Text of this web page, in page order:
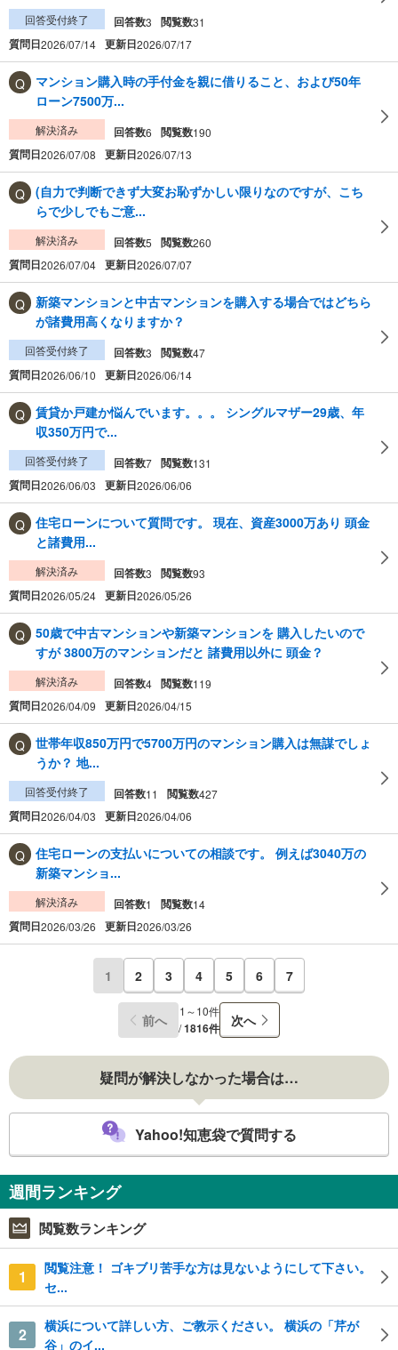
回答受付終了 回答数3 閲覧数31
質問日2026/07/14 更新日2026/07/17
マンション購入時の手付金を親に借りること、および50年
ローン7500万...
解決済み 回答数6 閲覧数190
質問日2026/07/08 更新日2026/07/13
(自力で判断できず大変お恥ずかしい限りなのですが、こち
らで少しでもご意...
解決済み 回答数5 閲覧数260
質問日2026/07/04 更新日2026/07/07
新築マンションと中古マンションを購入する場合ではどちら
が諸費用高くなりますか？
回答受付終了 回答数3 閲覧数47
質問日2026/06/10 更新日2026/06/14
賃貸か戸建か悩んでいます。。。 シングルマザー29歳、年
収350万円で...
回答受付終了 回答数7 閲覧数131
質問日2026/06/03 更新日2026/06/06
住宅ローンについて質問です。 現在、資産3000万あり 頭金
と諸費用...
解決済み 回答数3 閲覧数93
質問日2026/05/24 更新日2026/05/26
50歳で中古マンションや新築マンションを 購入したいので
すが 3800万のマンションだと 諸費用以外に 頭金？
解決済み 回答数4 閲覧数119
質問日2026/04/09 更新日2026/04/15
世帯年収850万円で5700万円のマンション購入は無謀でしょ
うか？ 地...
回答受付終了 回答数11 閲覧数427
質問日2026/04/03 更新日2026/04/06
住宅ローンの支払いについての相談です。 例えば3040万の
新築マンショ...
解決済み 回答数1 閲覧数14
質問日2026/03/26 更新日2026/03/26
1 2 3 4 5 6 7
前へ
1～10件
/1816件 次へ
疑問が解決しなかった場合は…
Yahoo!知恵袋で質問する
週間ランキング
閲覧数ランキング
1
閲覧注意！ ゴキブリ苦手な方は見ないようにして下さい。
セ...
2
横浜について詳しい方、ご教示ください。 横浜の「芹が
谷」のイ...